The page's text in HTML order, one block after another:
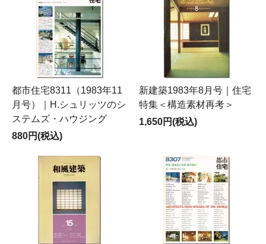
都市住宅8311（1983年11
月号）｜H.シュリッツのシ
ステムズ・ハウジング
880円(税込)
新建築1983年8月号｜住宅
特集＜構造素材再考＞
1,650円(税込)